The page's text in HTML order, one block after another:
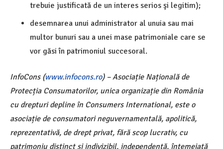
trebuie justificată de un interes serios şi legitim);
desemnarea unui administrator al unuia sau mai
multor bunuri sau a unei mase patrimoniale care se
vor găsi în patrimoniul succesoral.
InfoCons (www.infocons.ro) – Asociație Națională de
Protecția Consumatorilor, unica organizație din România
cu drepturi depline în Consumers International, este o
asociație de consumatori neguvernamentală, apolitică,
reprezentativă, de drept privat, fără scop lucrativ, cu
patrimoniu distinct și indivizibil, independentă, întemeiată